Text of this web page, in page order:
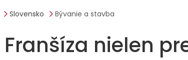
Slovensko Bývanie a stavba
Franšíza nielen